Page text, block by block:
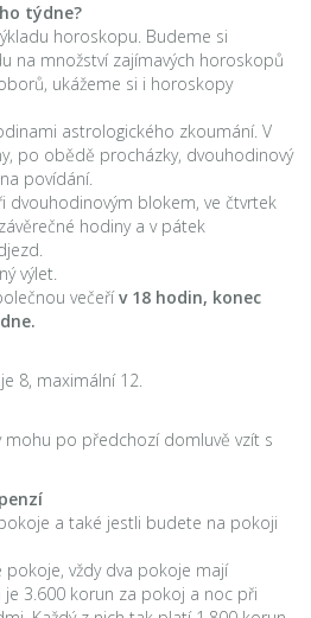
týdne?
horoskopu. Budeme si
na množství zajímavých horoskopů
ukážeme si i horoskopy
astrologického zkoumání. V
po obědě procházky, dvouhodinový
povídání.
dvouhodinovým blokem, ve čtvrtek
hodiny a v pátek
výlet.
večeřív 18 hodin, konec
8, maximální 12.
mohu po předchozí domluvě vzít s
a také jestli budete na pokoji
pokoje, vždy dva pokoje mají
3.600 korun za pokoj a noc při